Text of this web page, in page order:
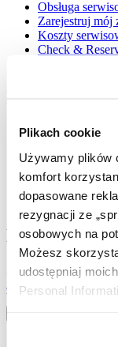
Plikach cookie
Używamy plików
komfort
dopasowane
rezygnacji ze
osobowych na
Możesz
udostępniaj
Personal
Obsługa
Zarejestruj mój
Koszty
Check &
Warunki
Plikach cookie
Warunki
Warunki
Odstąpienie od
Dołącz do
Zapisz się, aby
Zapisz się
Wybierz kraj / region